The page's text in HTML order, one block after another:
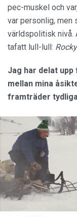
pec-muskel och
var personlig, men
världspolitisk nivå.
tafatt lull-lull:
Jag har delat
mellan mina
framträder